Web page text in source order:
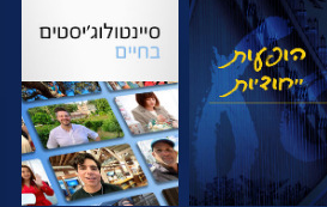
צפה בדוק את הסדרה